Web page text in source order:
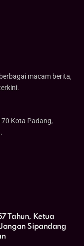
macam berita,
Kota Padang,
Tahun, Ketua
Sipandang